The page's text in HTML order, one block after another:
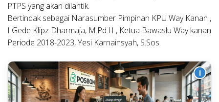
PTPS yang akan dilantik.
Bertindak sebagai Narasumber Pimpinan KPU Way Kanan ,
I Gede Klipz Dharmaja, M.Pd.H , Ketua Bawaslu Way kanan
Periode 2018-2023, Yesi Karnainsyah, S.Sos.
i